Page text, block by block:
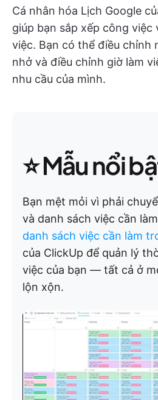
Cá nhân hóa Lịch Google
giúp bạn sắp xếp công việc
việc. Bạn có thể điều chỉnh
nhở và điều chỉnh giờ làm
nhu cầu của mình.
⭐ Mẫu nổi
Bạn mệt mỏi vì phải
và danh sách việc cần
danh sách việc cần làm
của ClickUp để quản lý
việc của bạn — tất cả ở
lộn xộn.